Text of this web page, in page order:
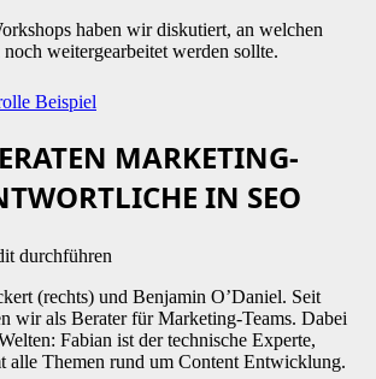
haben wir diskutiert, an welchen
weitergearbeitet werden sollte.
MARKETING-
IN SEO
(rechts) und Benjamin O’Daniel. Seit
wir als Berater für Marketing-Teams. Dabei
Fabian ist der technische Experte,
alle Themen rund um Content Entwicklung.